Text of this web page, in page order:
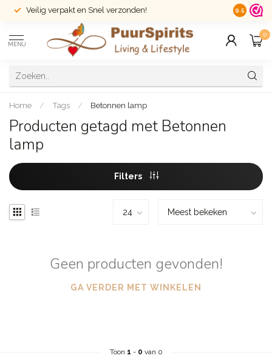
Veilig verpakt en Snel verzonden! 14 dagen
9.5
MENU
0
Home / Tags / Betonnen lamp
Producten getagd met Betonnen
lamp
Filters
Geen producten gevonden!
GA VERDER MET WINKELEN
Toon 1 - 0 van 0